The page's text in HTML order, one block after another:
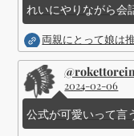
れいにやりながら会
両親にとって娘は
2024-02-06
公式が可愛いって言